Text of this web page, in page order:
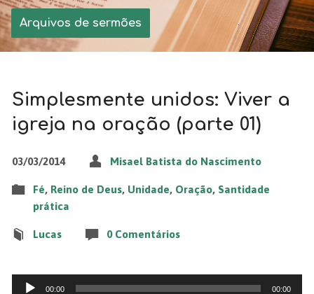
Arquivos de sermões
Simplesmente unidos: Viver a
igreja na oração (parte 01)
03/03/2014 Misael Batista do Nascimento
Fé, Reino de Deus, Unidade, Oração, Santidade
prática
Lucas 0 Comentários
Tocador00:00 00:00